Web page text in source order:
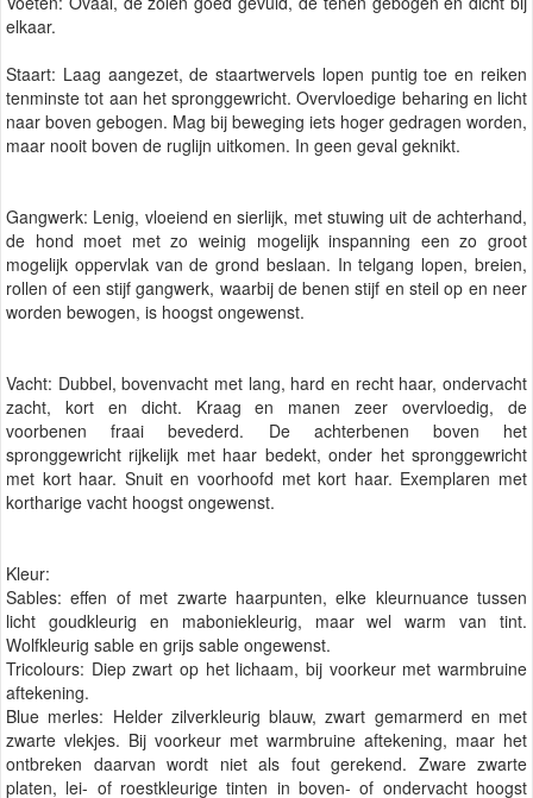
elkaar.
Staart: Laag aangezet, de staartwervels lopen puntig toe en reiken
tenminste tot aan het spronggewricht. Overvloedige beharing en licht
naar boven gebogen. Mag bij beweging iets hoger gedragen worden,
maar nooit boven de ruglijn uitkomen. In geen geval geknikt.
Gangwerk: Lenig, vloeiend en sierlijk, met stuwing uit de achterhand,
de hond moet met zo weinig mogelijk inspanning een zo groot
mogelijk oppervlak van de grond beslaan. In telgang lopen, breien,
rollen of een stijf gangwerk, waarbij de benen stijf en steil op en neer
worden bewogen, is hoogst ongewenst.
Vacht: Dubbel, bovenvacht met lang, hard en recht haar, ondervacht
zacht, kort en dicht. Kraag en manen zeer overvloedig, de
voorbenen fraai bevederd. De achterbenen boven het
spronggewricht rijkelijk met haar bedekt, onder het spronggewricht
met kort haar. Snuit en voorhoofd met kort haar. Exemplaren met
kortharige vacht hoogst ongewenst.
Kleur:
Sables: effen of met zwarte haarpunten, elke kleurnuance tussen
licht goudkleurig en maboniekleurig, maar wel warm van tint.
Wolfkleurig sable en grijs sable ongewenst.
Tricolours: Diep zwart op het lichaam, bij voorkeur met warmbruine
aftekening.
Blue merles: Helder zilverkleurig blauw, zwart gemarmerd en met
zwarte vlekjes. Bij voorkeur met warmbruine aftekening, maar het
ontbreken daarvan wordt niet als fout gerekend. Zware zwarte
platen, lei- of roestkleurige tinten in boven- of ondervacht hoogst